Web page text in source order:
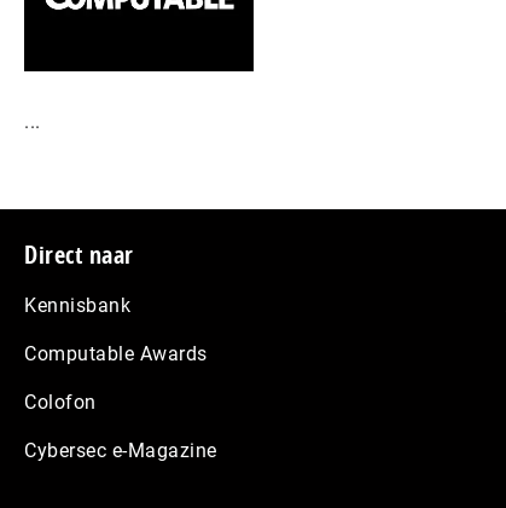
...
Footer
Direct naar
Kennisbank
Computable Awards
Colofon
Cybersec e-Magazine